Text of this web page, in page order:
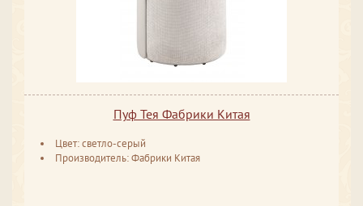
Пуф Тея Фабрики Китая
Цвет: светло-серый
Производитель: Фабрики Китая